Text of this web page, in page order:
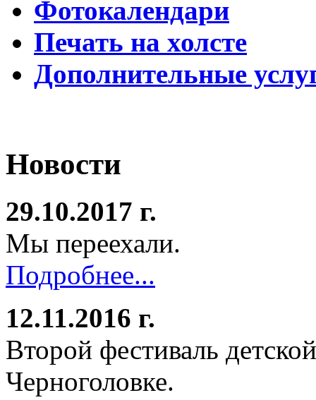
Фотокалендари
Печать на холсте
Дополнительные
Новости
29.10.2017 г.
Мы переехали.
Подробнее...
12.11.2016 г.
Второй фестиваль
Черноголовке.